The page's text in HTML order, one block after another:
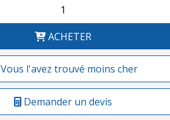
ACHETER
Vous l'avez trouvé moins cher
Demander un devis